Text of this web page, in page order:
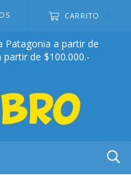
CARRITO
Patagonia a partir de
de $100.000.-